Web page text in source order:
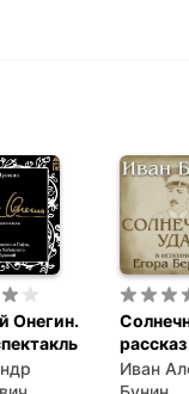
Онегин.
рассказ
Иван